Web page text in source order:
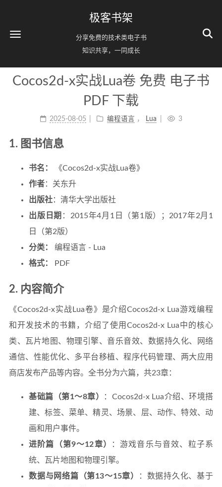
极客书架
分享免费的技术类电子书
知识共享，一同成长
Cocos2d-x实战Lua卷 免费 电子书
PDF 下载
2025-08-05 编程语言 ， Lua 3
1. 图书信息
书名：
《Cocos2d-x实战Lua卷》
作者：关东升
出版社：清华大学出版社
出版日期 ：2015年4月1日（第1版）；2017年2月1
日（第2版）
分类：
编程语言 - Lua
格式：
PDF
2. 内容简介
《Cocos2d-x实战Lua卷》是介绍Cocos2d-x Lua游戏编程
和开发技术的书籍，介绍了使用Cocos2d-x Lua中的核心
类、瓦片地图、物理引擎、音乐音效、数据持久化、网络
通信、性能优化、多平台移植、程序代码管理、两大应用
商店发布产品等内容。全书分为六篇，共23章：
基础篇（第1～8章）
：Cocos2d-x Lua介绍、环境搭
建、标签、菜单、精灵、场景、层、动作、特效、动
画和用户事件。
进阶篇（第9～12章）
：游戏音乐与音效、粒子系
统、瓦片地图和物理引擎。
数据与网络篇（第13～15章）
：数据持久化、基于